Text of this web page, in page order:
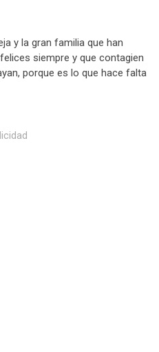
y la gran familia que han
siempre y que contagien
porque es lo que hace falta